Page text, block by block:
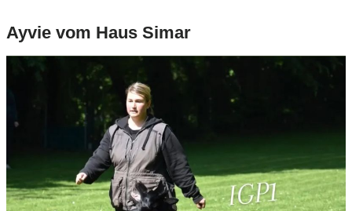
Ayvie vom Haus Simar